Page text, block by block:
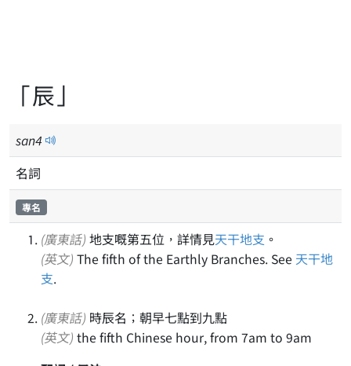
「辰」
san4
名詞
專名
(廣東話) 地支嘅第五位，詳情見天干地支 。
(英文) The fifth of the Earthly Branches. See 天干地
支.
(廣東話) 時辰名；朝早七點到九點
(英文) the fifth Chinese hour, from 7am to 9am